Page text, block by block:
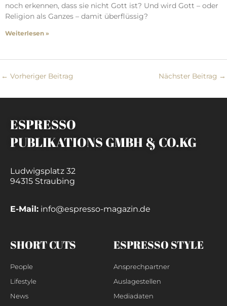
noch erkennen, dass sie nicht Gott ist? Und wird Gott – oder
Religion als Ganzes – damit überflüssig?
Weiterlesen »
← Vorheriger Beitrag Nächster Beitrag →
ESPRESSO
PUBLIKATIONS GMBH & CO.KG
Ludwigsplatz 32
94315 Straubing
E-Mail: info@espresso-magazin.de
SHORT CUTS
People
Lifestyle
News
ESPRESSO STYLE
Ansprechpartner
Auslagestellen
Mediadaten